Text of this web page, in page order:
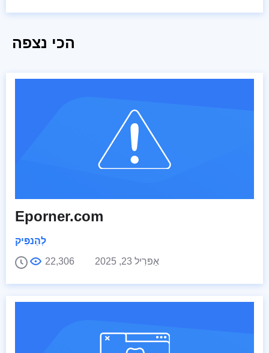
הכי נצפה
Eporner.com
לְהַנפִּיק
אַפּרִיל 23, 2025
22,306